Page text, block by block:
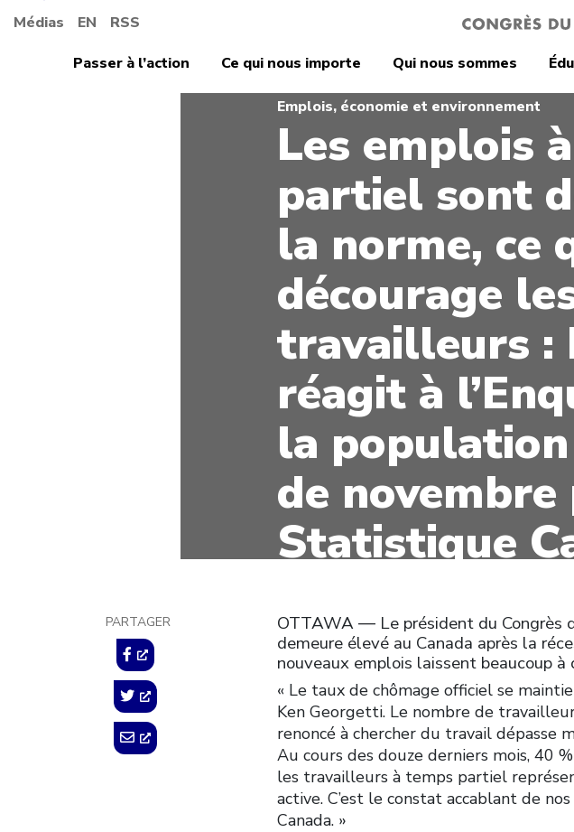
Médias EN RSS
Passer à l’action
Ce qui nous importe Qui nous sommes
Emplois, économie et environnement
Les emplois
partiel sont
la norme, ce
décourage
travailleurs :
réagit à
la
de novembre
Statistique
PARTAGER
OTTAWA ― Le président du Congrès
demeure élevé au Canada après la
nouveaux emplois laissent beaucoup à
« Le taux de chômage officiel se
Ken Georgetti. Le nombre de
renoncé à chercher du travail dépasse
Au cours des douze derniers mois, 40
les travailleurs à temps partiel
active. C’est le constat accablant de
Canada. »